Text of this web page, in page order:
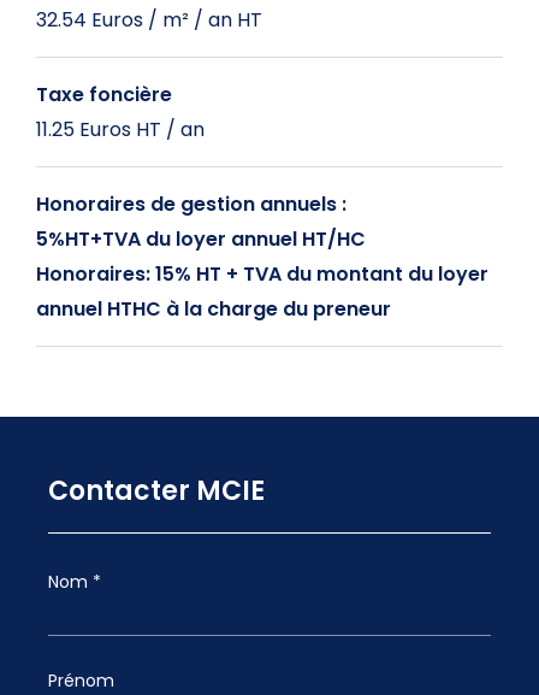
32.54 Euros / m² / an HT
Taxe foncière
11.25 Euros HT / an
Honoraires de gestion annuels :
5%HT+TVA du loyer annuel HT/HC
Honoraires: 15% HT + TVA du montant du loyer
annuel HTHC à la charge du preneur
Contacter MCIE
Nom *
Prénom